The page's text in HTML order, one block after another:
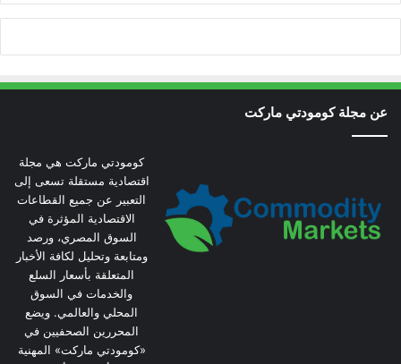
عن مجلة كومودتي ماركت
كومودتي ماركت هي مجلة
اقتصادية مستقلة تسعى إلى
التعبير عن جميع القطاعات
الاقتصادية المؤثرة في
السوق المصري، ورصد
ومتابعة وتحليل لكافة الأخبار
المتعلقة بأسعار السلع
والخدمات في السوق
المحلي والعالمي. ويضع
المحررين الصحفيين في
«كومودتي ماركت» المهنية